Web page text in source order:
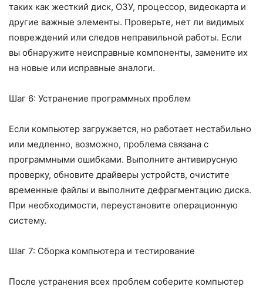
таких как жесткий диск, ОЗУ, процессор, видеокарта и
другие важные элементы. Проверьте, нет ли видимых
повреждений или следов неправильной работы. Если
вы обнаружите неисправные компоненты, замените их
на новые или исправные аналоги.
Шаг 6: Устранение программных проблем
Если компьютер загружается, но работает нестабильно
или медленно, возможно, проблема связана с
программными ошибками. Выполните антивирусную
проверку, обновите драйверы устройств, очистите
временные файлы и выполните дефрагментацию диска.
При необходимости, переустановите операционную
систему.
Шаг 7: Сборка компьютера и тестирование
После устранения всех проблем соберите компьютер